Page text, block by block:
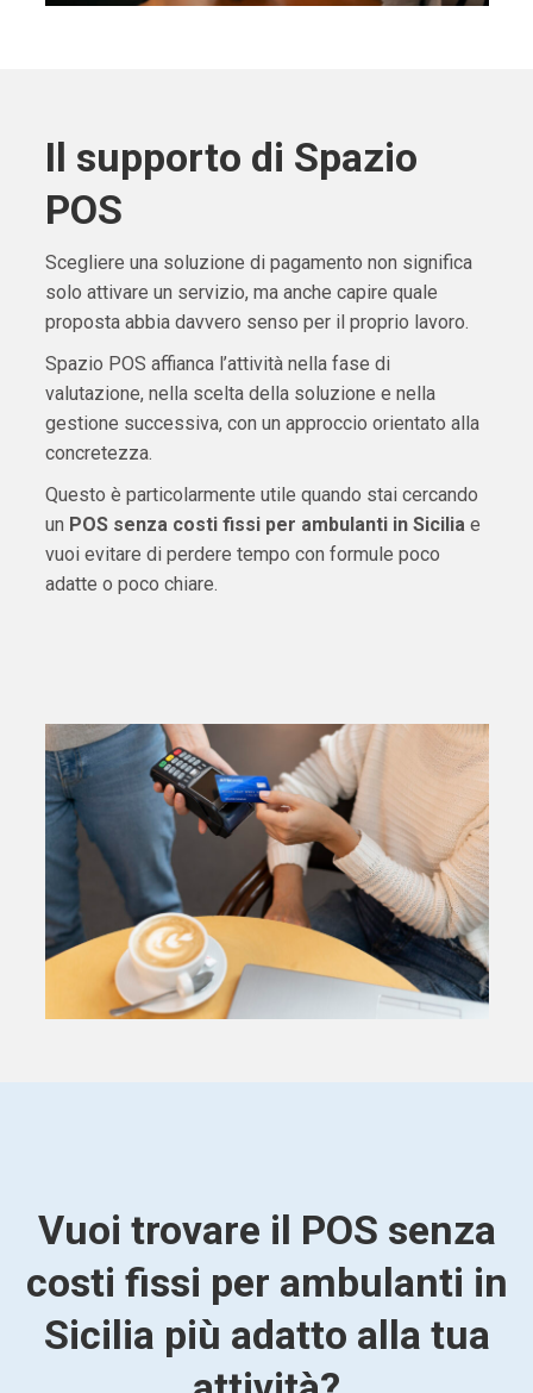
Il supporto di Spazio
POS
Scegliere una soluzione di pagamento non significa
solo attivare un servizio, ma anche capire quale
proposta abbia davvero senso per il proprio lavoro.
Spazio POS affianca l’attività nella fase di
valutazione, nella scelta della soluzione e nella
gestione successiva, con un approccio orientato alla
concretezza.
Questo è particolarmente utile quando stai cercando
un POS senza costi fissi per ambulanti in Siciliae
vuoi evitare di perdere tempo con formule poco
adatte o poco chiare.
Vuoi trovare il POS senza
costi fissi per ambulanti in
Sicilia più adatto alla tua